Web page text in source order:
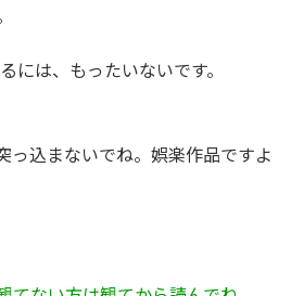
には、もったいないです。
っ込まないでね。娯楽作品ですよ